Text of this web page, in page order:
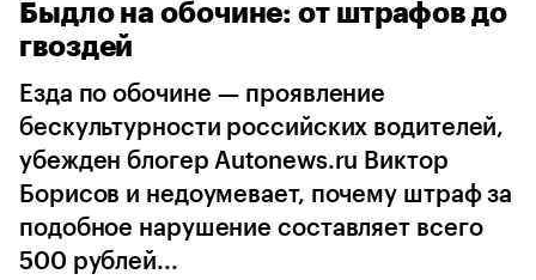
Changan Volga Jaecoo
Быдло на обочине: от штрафов до
гвоздей
Езда по обочине — проявление
бескультурности российских водителей,
убежден блогер Autonews.ru Виктор
Борисов и недоумевает, почему штраф за
подобное нарушение составляет всего
500 рублей...